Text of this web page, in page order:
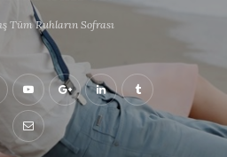
Tüm Ruhların Sofrası